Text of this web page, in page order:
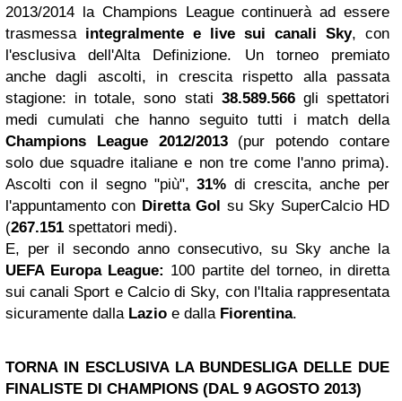
2013/2014 la Champions League continuerà ad essere
trasmessa integralmente e live sui canali Sky, con
l'esclusiva dell'Alta Definizione. Un torneo premiato
anche dagli ascolti, in crescita rispetto alla passata
stagione: in totale, sono stati 38.589.566gli spettatori
medi cumulati che hanno seguito tutti i match della
Champions League 2012/2013(pur potendo contare
solo due squadre italiane e non tre come l'anno prima).
Ascolti con il segno "più",31% di crescita, anche per
l'appuntamento con Diretta Gol su Sky SuperCalcio HD
(267.151 spettatori medi).
E, per il secondo anno consecutivo, su Sky anche la
UEFA Europa League: 100 partite del torneo, in diretta
sui canali Sport e Calcio di Sky, con l'Italia rappresentata
sicuramente dalla Lazio e dalla Fiorentina.
TORNA IN ESCLUSIVA LA BUNDESLIGA DELLE DUE
FINALISTE DI CHAMPIONS (DAL 9 AGOSTO 2013)